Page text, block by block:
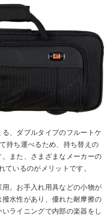
、ダブルタイプのフルートケ
持ち運べるため、持ち替えの
また、さまざまなメーカーの
ているのがメリットです。
。お手入れ用具などの小物が
水性があり、優れた耐摩擦の
ライニングで内部の楽器をし